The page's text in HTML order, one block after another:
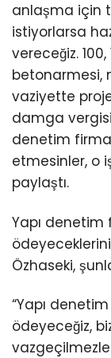
anlaşma için
istiyorlarsa
vereceğiz.
betonarmesi,
vaziyette
damga
denetim
etmesinler, o
paylaştı.
Yapı denetim
Özhaseki,
“Yapı
ödeyeceğiz,